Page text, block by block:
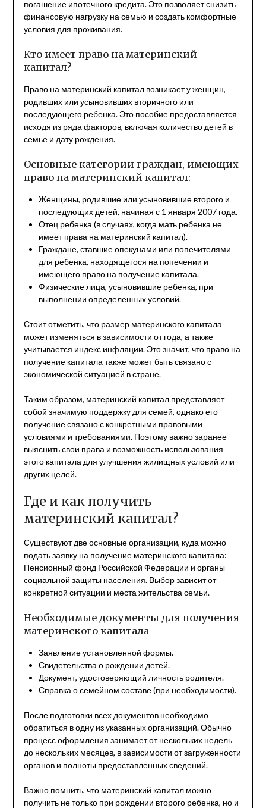
погашение ипотечного кредита. Это позволяет снизить
финансовую нагрузку на семью и создать комфортные
условия для проживания.
Кто имеет право на материнский
капитал?
Право на материнский капитал возникает у женщин,
родивших или усыновивших вторичного или
последующего ребенка. Это пособие предоставляется
исходя из ряда факторов, включая количество детей в
семье и дату рождения.
Основные категории граждан, имеющих
право на материнский капитал:
Женщины, родившие или усыновившие второго и
последующих детей, начиная с 1 января 2007 года.
Отец ребенка (в случаях, когда мать ребенка не
имеет права на материнский капитал).
Граждане, ставшие опекунами или попечителями
для ребенка, находящегося на попечении и
имеющего право на получение капитала.
Физические лица, усыновившие ребенка, при
выполнении определенных условий.
Стоит отметить, что размер материнского капитала
может изменяться в зависимости от года, а также
учитывается индекс инфляции. Это значит, что право на
получение капитала также может быть связано с
экономической ситуацией в стране.
Таким образом, материнский капитал представляет
собой значимую поддержку для семей, однако его
получение связано с конкретными правовыми
условиями и требованиями. Поэтому важно заранее
выяснить свои права и возможность использования
этого капитала для улучшения жилищных условий или
других целей.
Где и как получить
материнский капитал?
Существуют две основные организации, куда можно
подать заявку на получение материнского капитала:
Пенсионный фонд Российской Федерации и органы
социальной защиты населения. Выбор зависит от
конкретной ситуации и места жительства семьи.
Необходимые документы для получения
материнского капитала
Заявление установленной формы.
Свидетельства о рождении детей.
Документ, удостоверяющий личность родителя.
Справка о семейном составе (при необходимости).
После подготовки всех документов необходимо
обратиться в одну из указанных организаций. Обычно
процесс оформления занимает от нескольких недель
до нескольких месяцев, в зависимости от загруженности
органов и полноты предоставленных сведений.
Важно помнить, что материнский капитал можно
получить не только при рождении второго ребенка, но и